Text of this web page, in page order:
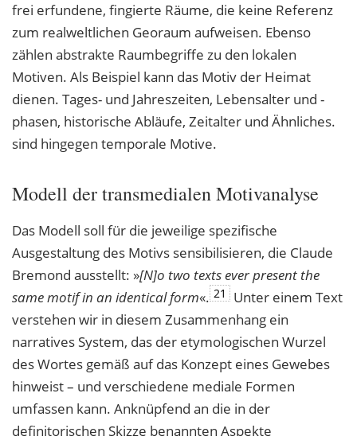
frei erfundene, fingierte Räume, die keine Referenz
zum realweltlichen Georaum aufweisen. Ebenso
zählen abstrakte Raumbegriffe zu den lokalen
Motiven. Als Beispiel kann das Motiv der Heimat
dienen. Tages- und Jahreszeiten, Lebensalter und -
phasen, historische Abläufe, Zeitalter und Ähnliches.
sind hingegen temporale Motive.
Modell der transmedialen Motivanalyse
Das Modell soll für die jeweilige spezifische
Ausgestaltung des Motivs sensibilisieren, die Claude
Bremond ausstellt: »[N]o two texts ever present the
same motif in an identicalform«. 21
Unter einem Text
verstehen wir in diesem Zusammenhang ein
narratives System, das der etymologischen Wurzel
des Wortes gemäß auf das Konzept eines Gewebes
hinweist – und verschiedene mediale Formen
umfassen kann. Anknüpfend an die in der
definitorischen Skizze benannten Aspekte